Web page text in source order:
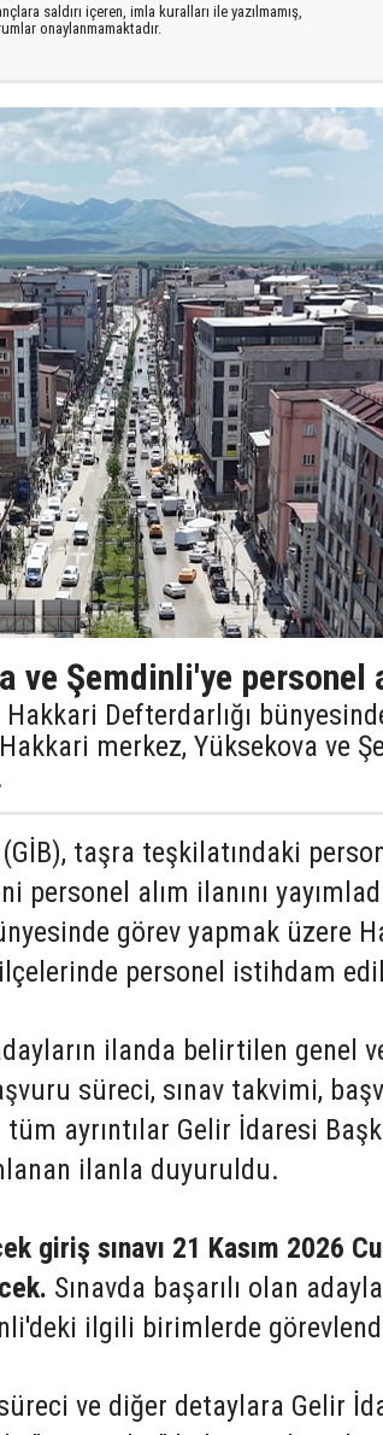
saldırı içeren, imla kuralları ile yazılmamış,
onaylanmamaktadır.
ve Şemdinli'ye personel
Defterdarlığı
merkez, Yüksekova ve
taşra teşkilatındaki
personel alım ilanını
görev yapmak üzere
personel istihdam
ilanda belirtilen genel
süreci, sınav takvimi,
ayrıntılar Gelir İdaresi
ilanla duyuruldu.
giriş sınavı 21 Kasım 2026
Sınavda başarılı olan
ilgili birimlerde
ve diğer detaylara Gelir